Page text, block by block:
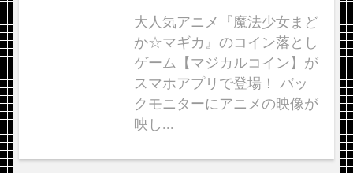
大人気アニメ『魔法少女まど
か☆マギカ』のコイン落とし
ゲーム【マジカルコイン】が
スマホアプリで登場！ バッ
クモニターにアニメの映像が
映し...